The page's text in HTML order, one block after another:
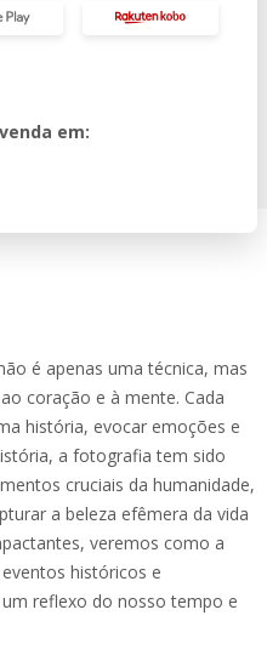
em:
é apenas uma técnica, mas
coração e à mente. Cada
história, evocar emoções e
a fotografia tem sido
cruciais da humanidade,
a beleza efêmera da vida
veremos como a
históricos e
reflexo do nosso tempo e